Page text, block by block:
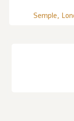
Semple,